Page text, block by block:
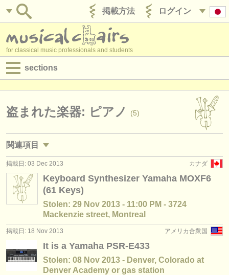
ログイン
掲載方法
for classical music professionals and students
sections
求人情報 (演奏関係の職)
求人情報 (管理者関連の職)
degree courses
講習会
コンクール
盗まれた楽器
盗まれた楽器: ピアノ (5)
関連項目
求人情報 (演奏関係の職): ピアノ
求人情報 (教育関連の職): ピアノ
講習会: ピアノ (16)
講習会: piano accompaniment
degree courses: ピアノ (11)
カナダ
掲載日: 03 Dec 2013
Keyboard Synthesizer Yamaha MOXF6
(61 Keys)
Stolen: 29 Nov 2013 - 11:00 PM - 3724
Mackenzie street, Montreal
アメリカ合衆国
掲載日: 18 Nov 2013
It is a Yamaha PSR-E433
Stolen: 08 Nov 2013 - Denver, Colorado at
Denver Academy or gas station